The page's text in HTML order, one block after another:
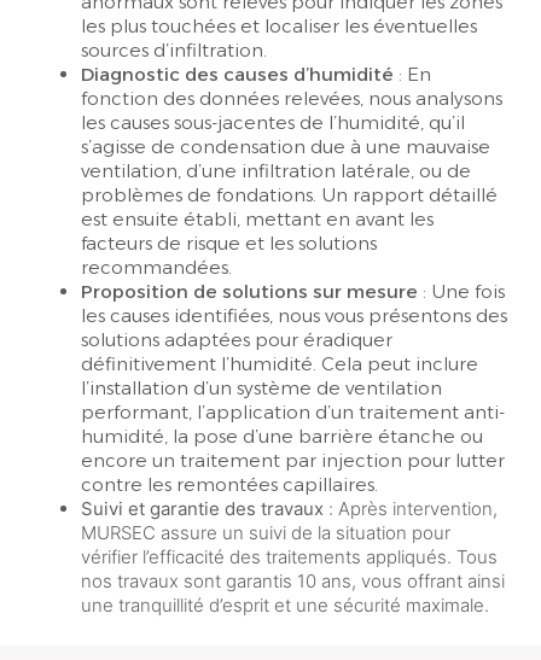
les plus touchées et localiser les éventuelles
sources d’infiltration.
Diagnostic des causes d’humidité : En
fonction des données relevées, nous analysons
les causes sous-jacentes de l’humidité, qu’il
s’agisse de condensation due à une mauvaise
ventilation, d’une infiltration latérale, ou de
problèmes de fondations. Un rapport détaillé
est ensuite établi, mettant en avant les
facteurs de risque et les solutions
recommandées.
Proposition de solutions sur mesure : Une fois
les causes identifiées, nous vous présentons des
solutions adaptées pour éradiquer
définitivement l’humidité. Cela peut inclure
l’installation d’un système de ventilation
performant, l’application d’un traitement anti-
humidité, la pose d’une barrière étanche ou
encore un traitement par injection pour lutter
contre les remontées capillaires.
Suivi et garantie des travaux : Après intervention,
MURSEC assure un suivi de la situation pour
vérifier l’efficacité des traitements appliqués. Tous
nos travaux sont garantis 10 ans, vous offrant ainsi
une tranquillité d’esprit et une sécurité maximale.